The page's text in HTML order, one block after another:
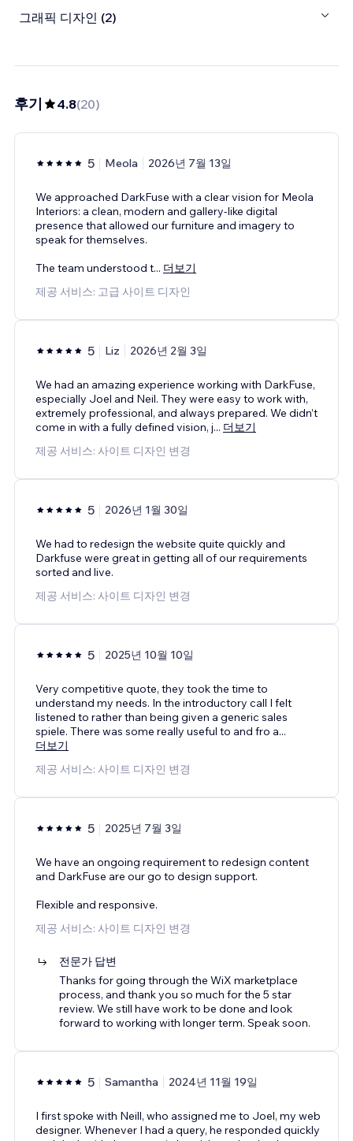
그래픽 디자인 (2)
후기 4.8(20)
5 Meola 2026년 7월 13일
We approached DarkFuse with a clear vision for Meola
Interiors: a clean, modern and gallery-like digital
presence that allowed our furniture and imagery to
speak for themselves.
The team understood t... 더보기
제공 서비스: 고급 사이트 디자인
5 Liz 2026년 2월 3일
We had an amazing experience working with DarkFuse,
especially Joel and Neil. They were easy to work with,
extremely professional, and always prepared. We didn’t
come in with a fully defined vision, j... 더보기
제공 서비스: 사이트 디자인 변경
5 2026년 1월 30일
We had to redesign the website quite quickly and
Darkfuse were great in getting all of our requirements
sorted and live.
제공 서비스: 사이트 디자인 변경
5 2025년 10월 10일
Very competitive quote, they took the time to
understand my needs. In the introductory call I felt
listened to rather than being given a generic sales
spiele. There was some really useful to and fro a...
더보기
제공 서비스: 사이트 디자인 변경
5 2025년 7월 3일
We have an ongoing requirement to redesign content
and DarkFuse are our go to design support.
Flexible and responsive.
제공 서비스: 사이트 디자인 변경
전문가 답변
Thanks for going through the WiX marketplace
process, and thank you so much for the 5 star
review. We still have work to be done and look
forward to working with longer term. Speak soon.
5 Samantha 2024년 11월 19일
I first spoke with Neill, who assigned me to Joel, my web
designer. Whenever I had a query, he responded quickly